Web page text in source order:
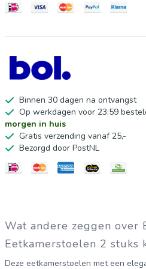
van open vuur en andere
Binnen 30 dagen na ontvangst
Op werkdagen voor 23:59
morgen in huis
Gratis verzending vanaf 25,-
Bezorgd door PostNL
Wat andere zeggen over
Eetkamerstoelen 2 stuks
Deze eetkamerstoelen met een